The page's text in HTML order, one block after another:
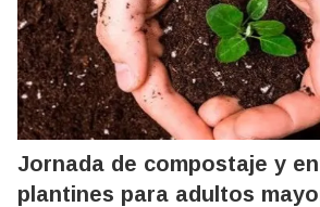
Jornada de compostaje y
plantines para adultos